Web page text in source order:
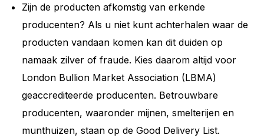
Zijn de producten afkomstig van erkende
producenten? Als u niet kunt achterhalen waar de
producten vandaan komen kan dit duiden op
namaak zilver of fraude. Kies daarom altijd voor
London Bullion Market Association (LBMA)
geaccrediteerde producenten. Betrouwbare
producenten, waaronder mijnen, smelterijen en
munthuizen, staan op de Good Delivery List.